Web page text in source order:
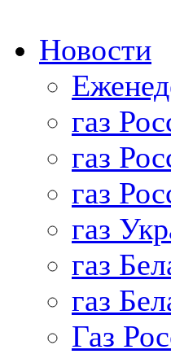
Новости
газ
газ
газ
газ
газ
газ
Газ